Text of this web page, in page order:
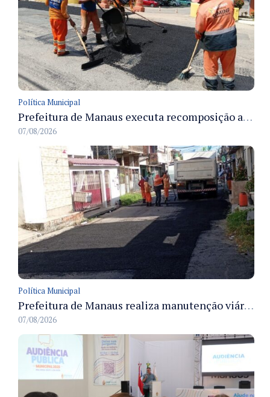
Política Municipal
Prefeitura de Manaus executa recomposição asfáltica na rua Anhandui e retoma serviços no bairro Flores
07/08/2026
Política Municipal
Prefeitura de Manaus realiza manutenção viária e recupera pavimento na rua Almir Pedreiras em Petrópolis
07/08/2026